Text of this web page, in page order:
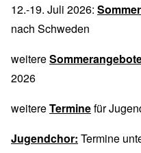
12.-19. Juli 2026:
nach Schweden
weitere
2026
weitereTerminefür
Jugendchor: Termine